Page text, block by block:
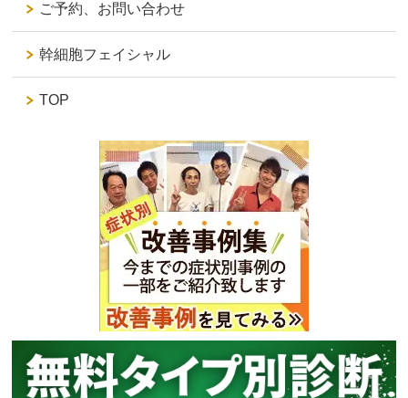
ご予約、お問い合わせ
幹細胞フェイシャル
TOP